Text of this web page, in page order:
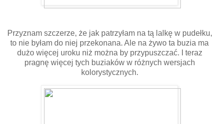
Przyznam szczerze, że jak patrzyłam na tą lalkę w pudełku,
to nie byłam do niej przekonana. Ale na żywo ta buzia ma
dużo więcej uroku niż można by przypuszczać. I teraz
pragnę więcej tych buziaków w różnych wersjach
kolorystycznych.